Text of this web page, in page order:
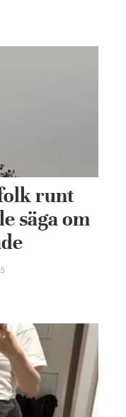
runt
säga om